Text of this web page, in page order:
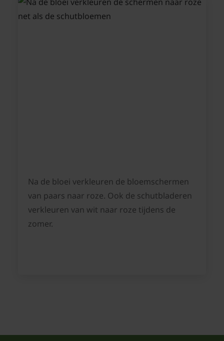
Na de bloei verkleuren de bloemschermen
van paars naar roze. Ook de schutbladeren
verkleuren van wit naar roze tijdens de
zomer.